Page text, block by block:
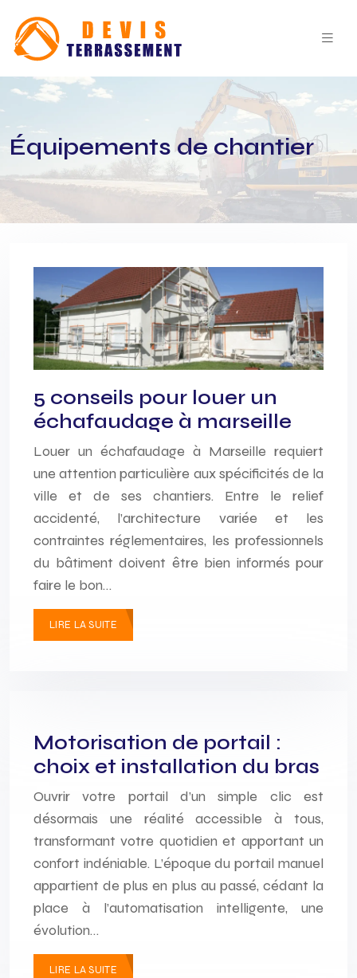
Équipements de chantier
5 conseils pour louer un
échafaudage à marseille
Louer un échafaudage à Marseille requiert
une attention particulière aux spécificités de la
ville et de ses chantiers. Entre le relief
accidenté, l’architecture variée et les
contraintes réglementaires, les professionnels
du bâtiment doivent être bien informés pour
faire le bon…
LIRE LA SUITE
Motorisation de portail :
choix et installation du bras
Ouvrir votre portail d’un simple clic est
désormais une réalité accessible à tous,
transformant votre quotidien et apportant un
confort indéniable. L’époque du portail manuel
appartient de plus en plus au passé, cédant la
place à l’automatisation intelligente, une
évolution…
LIRE LA SUITE